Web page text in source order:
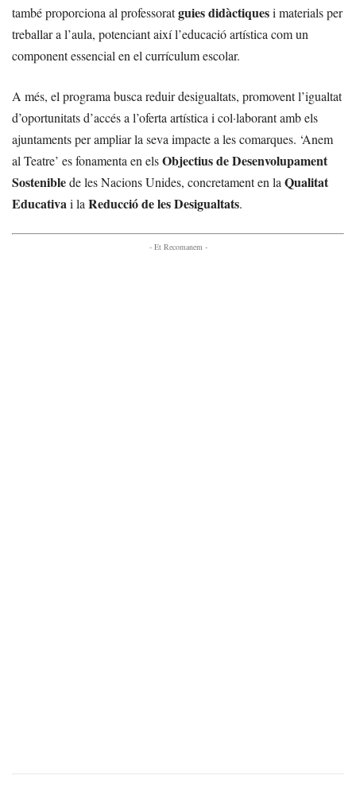
també proporciona al professoratguies didàctiquesi materials per
treballar a l’aula, potenciant així l’educació artística com un
component essencial en el currículum escolar.
A més, el programa busca reduir desigualtats, promovent l’igualtat
d’oportunitats d’accés a l’oferta artística i col·laborant amb els
ajuntaments per ampliar la seva impacte a les comarques. ‘Anem
al Teatre’ es fonamenta en elsObjectius de Desenvolupament
Sosteniblede les Nacions Unides, concretament en la Qualitat
Educativai la Reducció de les Desigualtats.
- Et Recomanem -